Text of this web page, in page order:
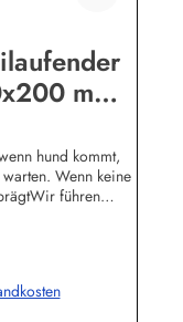
mm
hund kommt,
Wenn keine
führen
sind leicht
feine, weisse
sich dabei nur